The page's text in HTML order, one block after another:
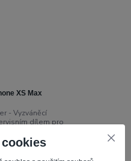
XS Max
- Vyzváněcí
dílem pro
zprávy a d...